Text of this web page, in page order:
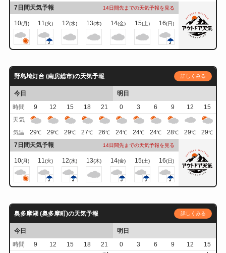
7日間天気予報 14日間先までの天気予報を見る
10(月) 11(火) 12(水) 13(木) 14(金) 15(土) 16(日)
野島埼灯台 (南房総市)の天気予報 詳しくみる
今日
明日
時間
9 12 15 18 21 0 3 6 9 12
15
天気
気温 29℃ 29℃ 29℃ 27℃ 26℃ 24℃ 24℃ 24℃ 28℃ 29℃ 29℃
7日間天気予報 14日間先までの天気予報を見る
10(月) 11(火) 12(水) 13(木) 14(金) 15(土) 16(日)
奥多摩湖 (奥多摩町)の天気予報 詳しくみる
今日
明日
時間
9 12 15 18 21 0 3 6 9 12
15